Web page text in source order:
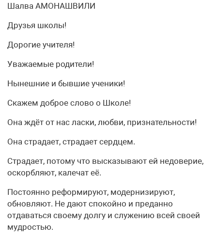
Шалва АМОНАШВИЛИ
Друзья школы!
Дорогие учителя!
Уважаемые родители!
Нынешние и бывшие ученики!
Скажем доброе слово о Школе!
Она ждёт от нас ласки, любви, признательности!
Она страдает, страдает сердцем.
Страдает, потому что высказывают ей недоверие,
оскорбляют, калечат её.
Постоянно реформируют, модернизируют,
обновляют. Не дают спокойно и преданно
отдаваться своему долгу и служению всей своей
мудростью.